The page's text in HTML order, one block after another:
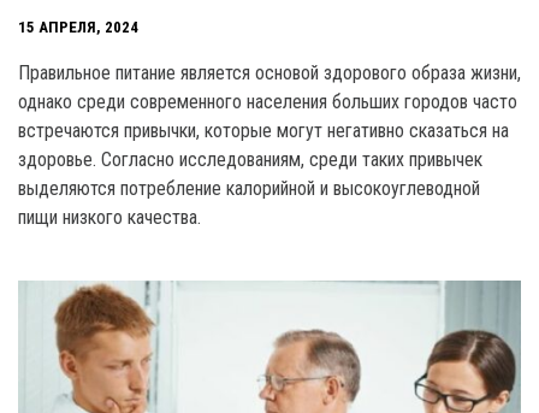
15 АПРЕЛЯ, 2024
Правильное питание является основой здорового образа жизни,
однако среди современного населения больших городов часто
встречаются привычки, которые могут негативно сказаться на
здоровье. Согласно исследованиям, среди таких привычек
выделяются потребление калорийной и высокоуглеводной
пищи низкого качества.